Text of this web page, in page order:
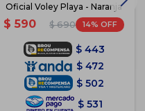
Oficial Voley Playa - Naranja
$ 590 $ 690 14
$ 443
$ 472
$ 502
$ 531